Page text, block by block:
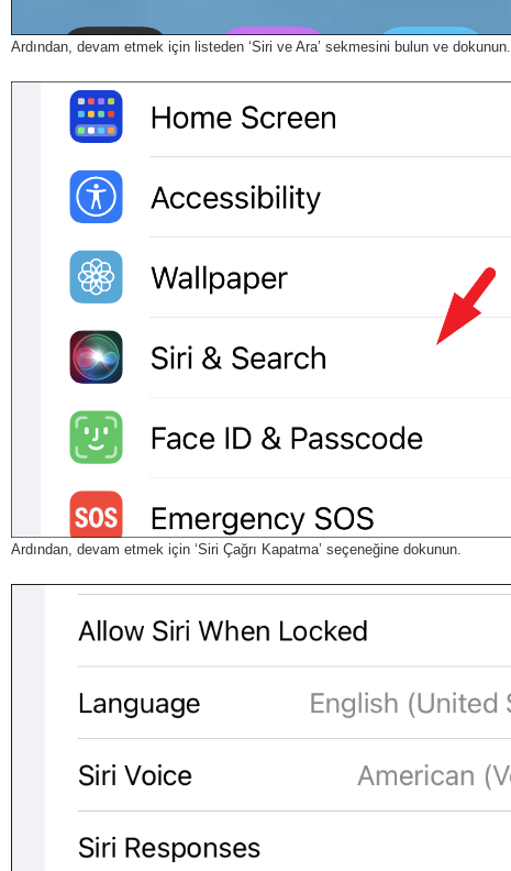
Ardından, devam etmek için listeden ‘Siri ve Ara’ sekmesini bulun ve dokunun.
Ardından, devam etmek için ‘Siri Çağrı Kapatma’ seçeneğine dokunun.